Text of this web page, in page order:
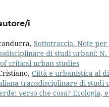
i
Sottotraccia. Note
di studi urbani: N.
critical urban studies
Città e urbanistica al
transdisciplinare di studi
verso che cosa? Ecologia,